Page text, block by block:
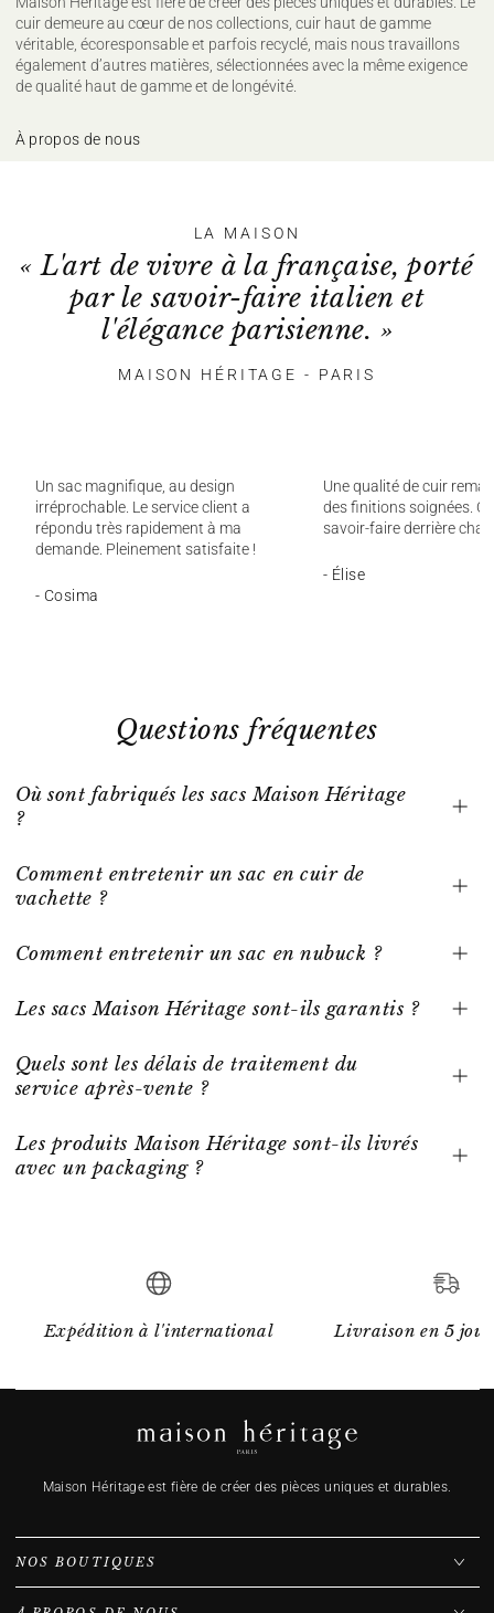
cuir demeure au cœur de nos collections, cuir haut de gamme
véritable, écoresponsable et parfois recyclé, mais nous travaillons
également d’autres matières, sélectionnées avec la même exigence
de qualité haut de gamme et de longévité.
À propos de nous
LA MAISON
« L'art de vivre à la française, porté
par le savoir-faire italien et
l'élégance parisienne. »
MAISON HÉRITAGE - PARIS
Un sac magnifique, au design
irréprochable. Le service client a
répondu très rapidement à ma
demande. Pleinement satisfaite !
- Cosima
Une qualité de cuir
des finitions soignées.
savoir-faire derrière
- Élise
Questions fréquentes
Où sont fabriqués les sacs Maison Héritage
?
Comment entretenir un sac en cuir de
vachette ?
Comment entretenir un sac en nubuck ?
Les sacs Maison Héritage sont-ils garantis ?
Quels sont les délais de traitement du
service après-vente ?
Les produits Maison Héritage sont-ils livrés
avec un packaging ?
Expédition à l'international Livraison en 5
Maison Héritage est fière de créer des pièces uniques et durables.
NOS BOUTIQUES